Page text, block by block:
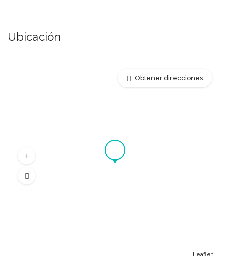
Ubicación
Leaflet
Obtener direcciones